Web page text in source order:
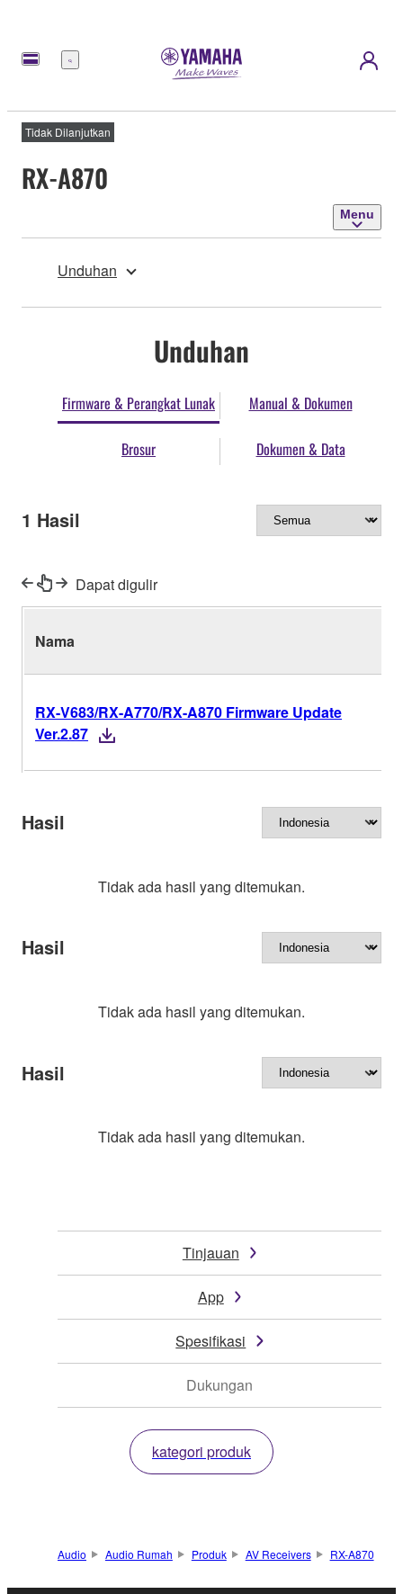
Menu
Tidak Dilanjutkan
RX-A870
Menu
Unduhan
Unduhan
Firmware & Perangkat Lunak Manual & Dokumen
Brosur Dokumen & Data
1 Hasil
Dapat digulir
Nama
RX-V683/RX-A770/RX-A870 Firmware Update
Ver.2.87
Hasil
Tidak ada hasil yang ditemukan.
Hasil
Tidak ada hasil yang ditemukan.
Hasil
Tidak ada hasil yang ditemukan.
Tinjauan
App
Spesifikasi
Dukungan
kategori produk
Audio Audio Rumah Produk AV Receivers RX-A870